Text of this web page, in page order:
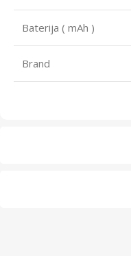
Baterija ( mAh )
Brand